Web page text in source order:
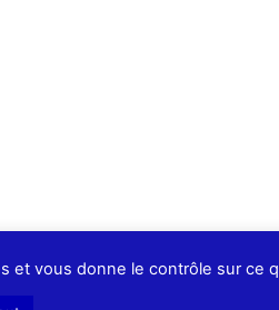
et vous donne le contrôle sur ce